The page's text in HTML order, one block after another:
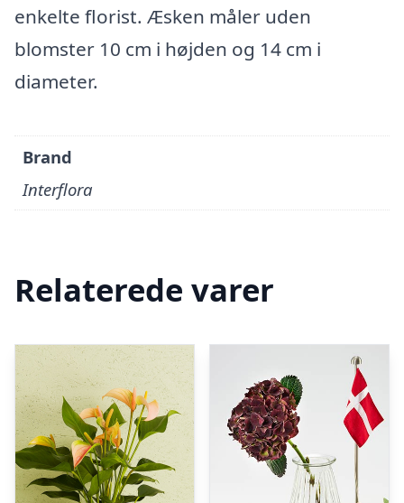
enkelte florist. Æsken måler uden
blomster 10 cm i højden og 14 cm i
diameter.
Brand
Interflora
Relaterede varer